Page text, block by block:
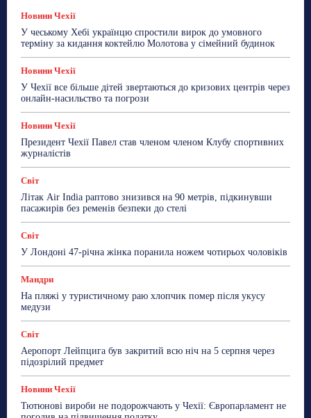
Новини Чехії
Робота
ТехноМанія
Топ-новини Фоторепортаж
Новини Чехії
У чеському Хебі українцю спростили вирок до умовного
терміну за кидання коктейлю Молотова у сімейний будинок
Новини Чехії
У Чехії все більше дітей звертаються до кризових центрів через
онлайн-насильство та погрози
Новини Чехії
Президент Чехії Павел став членом членом Клубу спортивних
журналістів
Світ
Літак Air India раптово знизився на 90 метрів, підкинувши
пасажирів без ременів безпеки до стелі
Світ
У Лондоні 47-річна жінка поранила ножем чотирьох чоловіків
Мандри
На пляжі у туристичному раю хлопчик помер після укусу
медузи
Світ
Аеропорт Лейпцига був закритий всю ніч на 5 серпня через
підозрілий предмет
Новини Чехії
Тютюнові вироби не подорожчають у Чехії: Європарламент не